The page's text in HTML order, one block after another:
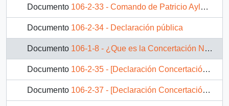
Documento 106-2-33 - Comando de Patricio Aylwin: "No hay que desgastarse en contra manifestaciones"
Documento 106-2-34 - Declaración pública
Documento 106-1-8 - ¿Que es la Concertación Nacional de Mujeres por la Democracia?
Documento 106-2-35 - [Declaración Concertación Nacional de Mujeres por la Democracia]
Documento 106-2-37 - [Declaración Concertación Nacional de Mujeres por la Democracia, en caso uva chilena]